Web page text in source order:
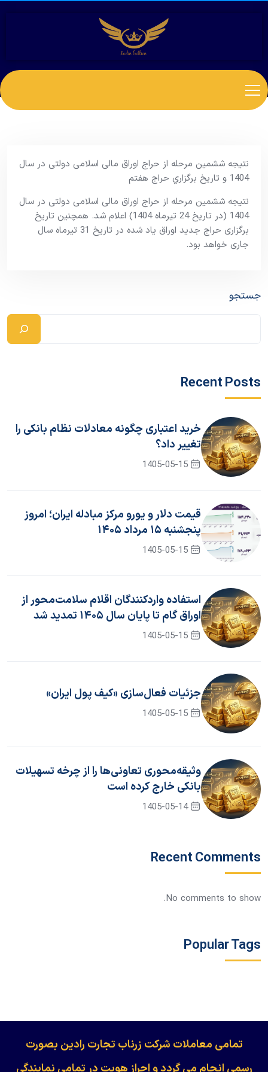
نتیجه ششمین مرحله از حراج اوراق مالی اسلامی دولتی در سال
1404 و تاریخ برگزاري حراج هفتم
نتیجه ششمین مرحله از حراج اوراق مالی اسلامی دولتی در سال
1404 (در تاریخ 24 تیرماه 1404) اعلام شد. همچنین تاریخ
برگزاری حراج جدید اوراق یاد شده در تاریخ 31 تیرماه سال
جاری خواهد بود.
جستجو
Recent Posts
خرید اعتباری چگونه معادلات نظام بانکی را
تغییر داد؟
1405-05-15
قیمت دلار و یورو مرکز مبادله ایران؛ امروز
پنجشنبه ۱۵ مرداد ۱۴۰۵
1405-05-15
استفاده واردکنندگان اقلام سلامت‌محور از
اوراق گام تا پایان سال ۱۴۰۵ تمدید شد
1405-05-15
جزئیات فعال‌سازی «کیف پول ایران»
1405-05-15
وثیقه‌محوری تعاونی‌ها را از چرخه تسهیلات
بانکی خارج کرده است
1405-05-14
Recent Comments
No comments to show.
Popular Tags
​​​​​​تمامی معاملات شرکت زرناب تجارت رادین بصورت
رسمی انجام می گردد و احراز هویت در تمامی نمایندگی